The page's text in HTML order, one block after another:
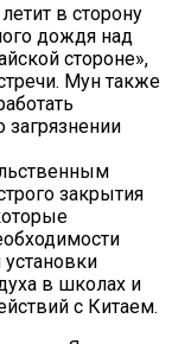
в сторону
дождя над
стороне»,
Мун также
закрытия
в школах и
с Китаем.